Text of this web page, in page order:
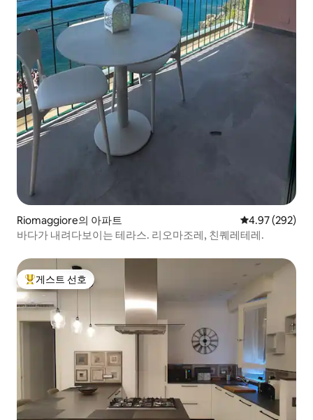
Riomaggiore의 아파트 평점 4.97점(5
4.97 (292)
바다가 내려다보이는 테라스. 리오마조레, 친퀘레테레.
상위 게스트 선호
게스트 선호